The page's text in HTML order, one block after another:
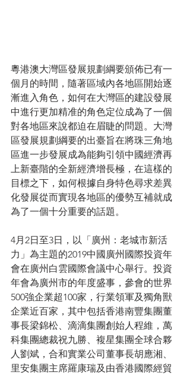
粵港澳大灣區發展規劃綱要頒佈已有一
個月的時間，隨著區域內各地區開始逐
漸進入角色，如何在大灣區的建設發展
中進行更加精准的角色定位成為了一個
對各地區來說都迫在眉睫的問題。大灣
區發展規劃綱要的出臺旨在將珠三角地
區進一步發展成為能夠引領中國經濟再
上新臺階的全新經濟增長極，在這樣的
目標之下，如何根據自身特色尋求差異
化發展從而實現各地區的優勢互補就成
為了一個十分重要的話題。
4月2日至3日，以「廣州：老城市新活
力」為主題的2019中國廣州國際投資年
會在廣州白雲國際會議中心舉行。投資
年會為廣州市的年度盛事，參會的世界
500強企業超100家，行業領軍及獨角獸
企業近百家，其中包括香港南豐集團董
事長梁錦松、滴滴集團創始人程維，萬
科集團總裁祝九勝、複星集團全球合夥
人劉斌，合和實業公司董事長胡應湘、
里安集團主席羅康瑞及由香港國際經貿